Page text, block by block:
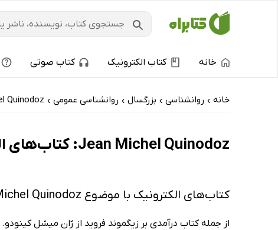
خانه کتاب الکترونیک کتاب صوتی
خانه › روانشناسی › بزرگسال › روانشناسی عمومی ›
Quinodoz
Jean Michel Quinodoz: کتاب‌های الکترونیک و کتاب‌های صوتی - داغ‌ترین‌ها
کتاب‌های الکترونیک با موضوع Jean Michel Quinodoz
از جمله کتاب درآمدی بر زیگموند فروید از ژان میشل کینودو.